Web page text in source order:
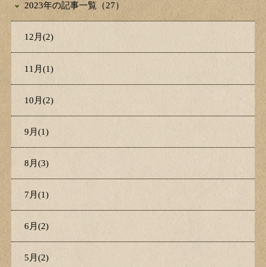
2023年の記事一覧（27）
12月(2)
11月(1)
10月(2)
9月(1)
8月(3)
7月(1)
6月(2)
5月(2)